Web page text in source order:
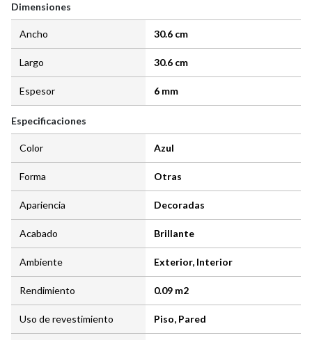
Dimensiones
Ancho 30.6 cm
Largo 30.6 cm
Espesor 6 mm
Especificaciones
Color Azul
Forma Otras
Apariencia Decoradas
Acabado Brillante
Ambiente Exterior, Interior
Rendimiento 0.09 m2
Uso de revestimiento Piso, Pared